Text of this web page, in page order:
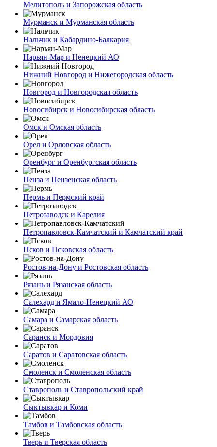
Мелитополь и Запорожская область
Мурманск и Мурманская область
Нальчик и Кабардино-Балкария
Нарьян-Мар и Ненецкий АО
Нижний Новгород и Нижегородская область
Новгород и Новгородская область
Новосибирск и Новосибирская область
Омск и Омская область
Орел и Орловская область
Оренбург и Оренбургская область
Пенза и Пензенская область
Пермь и Пермский край
Петрозаводск и Карелия
Петропавловск-Камчатский и Камчатский край
Псков и Псковская область
Ростов-на-Дону и Ростовская область
Рязань и Рязанская область
Салехард и Ямало-Ненецкий АО
Самара и Самарская область
Саранск и Мордовия
Саратов и Саратовская область
Смоленск и Смоленская область
Ставрополь и Ставропольский край
Сыктывкар и Коми
Тамбов и Тамбовская область
Тверь и Тверская область